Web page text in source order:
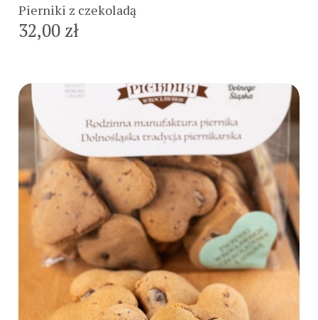
Pierniki z czekoladą
32,00 zł